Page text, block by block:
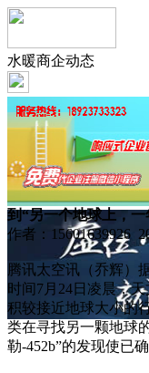
水暖商企动态
到“另一个地球上，
作者：15601639926
腾讯太空讯（乔辉）
时间7月24日凌晨，
积较接近地球大小的
类在寻找另一颗地球
勒-452b”的发现使已